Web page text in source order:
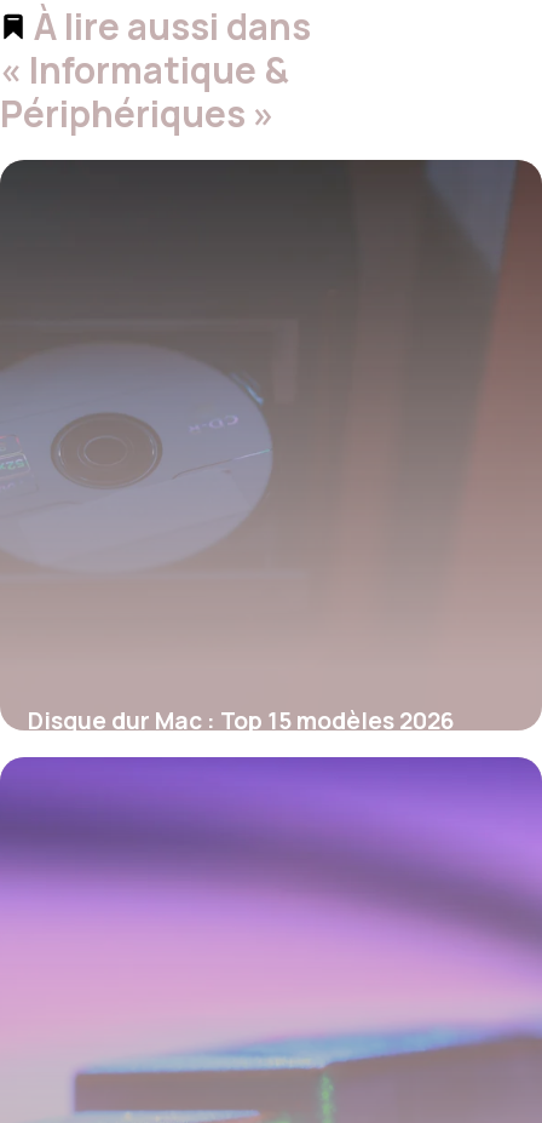
À lire aussi dans
« Informatique &
Périphériques »
Disque dur Mac : Top 15 modèles 2026
29 mai 2026